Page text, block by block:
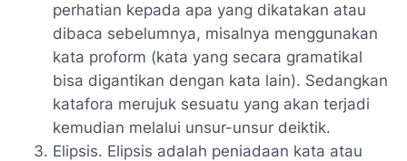
perhatian kepada apa yang dikatakan atau
dibaca sebelumnya, misalnya menggunakan
kata proform (kata yang secara gramatikal
bisa digantikan dengan kata lain). Sedangkan
katafora merujuk sesuatu yang akan terjadi
kemudian melalui unsur-unsur deiktik.
Elipsis. Elipsis adalah peniadaan kata atau